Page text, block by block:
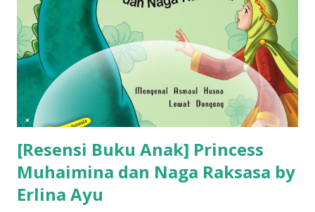
[Resensi Buku Anak] Princess
Muhaimina dan Naga Raksasa by
Erlina Ayu